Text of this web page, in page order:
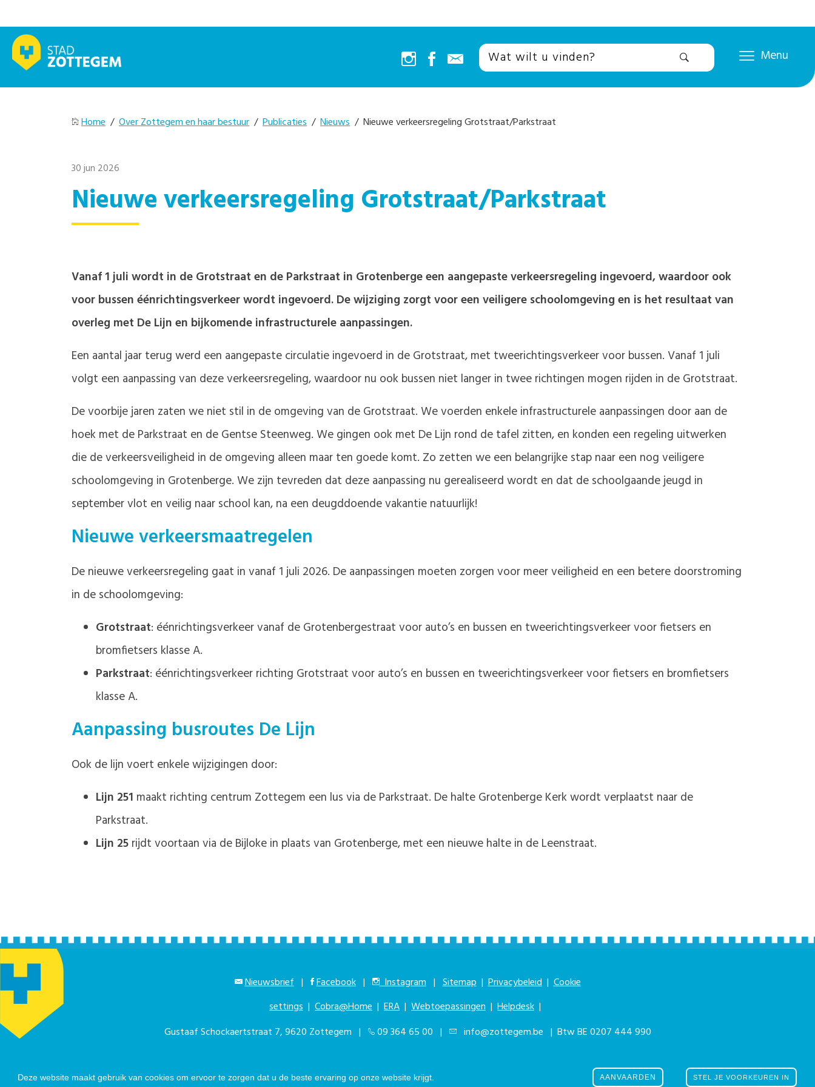
Deze website maakt gebruik van cookies om ervoor te zorgen dat u de beste ervaring op onze website krijgt. STEL JE VOORKEUREN IN
AANVAARDEN
Menu
Home / Over Zottegem en haar bestuur / Publicaties / Nieuws / Nieuwe verkeersregeling Grotstraat/Parkstraat
30 jun 2026
Nieuwe verkeersregeling Grotstraat/Parkstraat
Vanaf 1 juli wordt in de Grotstraat en de Parkstraat in Grotenberge een aangepaste verkeersregeling ingevoerd, waardoor ook
voor bussen éénrichtingsverkeer wordt ingevoerd. De wijziging zorgt voor een veiligere schoolomgeving en is het resultaat van
overleg met De Lijn en bijkomende infrastructurele aanpassingen.
Een aantal jaar terug werd een aangepaste circulatie ingevoerd in de Grotstraat, met tweerichtingsverkeer voor bussen. Vanaf 1 juli
volgt een aanpassing van deze verkeersregeling, waardoor nu ook bussen niet langer in twee richtingen mogen rijden in de Grotstraat.
De voorbije jaren zaten we niet stil in de omgeving van de Grotstraat. We voerden enkele infrastructurele aanpassingen door aan de
hoek met de Parkstraat en de Gentse Steenweg. We gingen ook met De Lijn rond de tafel zitten, en konden een regeling uitwerken
die de verkeersveiligheid in de omgeving alleen maar ten goede komt. Zo zetten we een belangrijke stap naar een nog veiligere
schoolomgeving in Grotenberge. We zijn tevreden dat deze aanpassing nu gerealiseerd wordt en dat de schoolgaande jeugd in
september vlot en veilig naar school kan, na een deugddoende vakantie natuurlijk!
Nieuwe verkeersmaatregelen
De nieuwe verkeersregeling gaat in vanaf 1 juli 2026. De aanpassingen moeten zorgen voor meer veiligheid en een betere doorstroming
in de schoolomgeving:
Grotstraat: éénrichtingsverkeer vanaf de Grotenbergestraat voor auto’s en bussen en tweerichtingsverkeer voor fietsers en
bromfietsers klasse A.
Parkstraat: éénrichtingsverkeer richting Grotstraat voor auto’s en bussen en tweerichtingsverkeer voor fietsers en bromfietsers
klasse A.
Aanpassing busroutes De Lijn
Ook de lijn voert enkele wijzigingen door:
Lijn 251 maakt richting centrum Zottegem een lus via de Parkstraat. De halte Grotenberge Kerk wordt verplaatst naar de
Parkstraat.
Lijn 25 rijdt voortaan via de Bijloke in plaats van Grotenberge, met een nieuwe halte in de Leenstraat.
Nieuwsbrief | Facebook | Instagram | Sitemap |Privacybeleid |Cookie
settings | Cobra@Home | ERA | Webtoepassingen | Helpdesk |
Gustaaf Schockaertstraat 7, 9620 Zottegem |
09 364 65 00 | info@zottegem.be | Btw BE 0207 444 990
Telefonisch bereikbaar elke werkdag van 9.00u tot 12.00u | © Stad Zottegem | Powered by The eForum Factory